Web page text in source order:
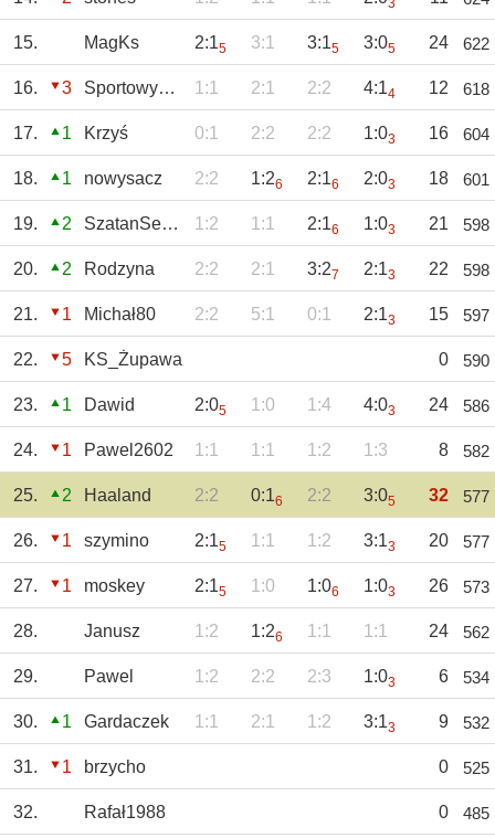
3
15. MagKs 2:15 3:1 3:15 3:05 24 622
16. 3 SportowyTBG 1:1 2:1 2:2 4:14 12 618
17. 1 Krzyś 0:1 2:2 2:2 1:03 16 604
18. 1 nowysacz 2:2 1:26 2:16 2:03 18 601
19. 2 SzatanSerduszko 1:2 1:1 2:16 1:03 21 598
20. 2 Rodzyna 2:2 2:1 3:27 2:13 22 598
21. 1 Michał80 2:2 5:1 0:1 2:13 15 597
22. 5 KS_Żupawa 0 590
23. 1 Dawid 2:05 1:0 1:4 4:03 24 586
24. 1 Pawel2602 1:1 1:1 1:2 1:3 8 582
25. 2 Haaland 2:2 0:16 2:2 3:05 32 577
26. 1 szymino 2:15 1:1 1:2 3:13 20 577
27. 1 moskey 2:15 1:0 1:06 1:03 26 573
28. Janusz 1:2 1:26 1:1 1:1 24 562
29. Pawel 1:2 2:2 2:3 1:03 6 534
30. 1 Gardaczek 1:1 2:1 1:2 3:13 9 532
31. 1 brzycho 0 525
32. Rafał1988 0 485